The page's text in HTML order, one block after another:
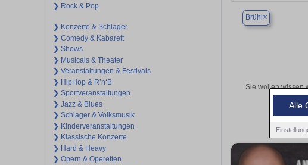
Alle
❯ Rock & Pop
❯ Konzerte & Schlager
❯ Comedy & Kabarett
❯ Shows
❯ Musicals & Theater
❯ Veranstaltungen & Festivals
❯ HipHop & R’n‘B
❯ Sportveranstaltungen
❯ Jazz & Blues
❯ Schlager & Volksmusik
❯ Kinderveranstaltungen
❯ Klassische Konzerte
❯ Hard & Heavy
❯ Opern & Operetten
Brühl ×
Sie wollen wissen